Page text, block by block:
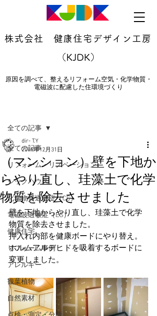
株式会社 健康住宅デザイン工房
（KJDK）
原因を調べて、整えるリフォーム空気・化学物質・
電磁波に配慮した住環境づくり
全ての記事
リフォーム・リノベーション
シックハウス
化学物質過敏症（CS）
電磁波過敏症（ES）
健康住宅
リフォーム事例
アレルギー
観葉植物
自然素材
全ての記事
（マンション）壁を下地か
らやり直し、珪藻土で化学
物質を除去させました
dir- T.Y
2019年12月31日
壁を下地からやり直し、珪藻土で化学
物質を除去させました。
押入れ内部を健康ボードにやり替え。
ホルムアルデヒドを吸着するボードに
変更しました。